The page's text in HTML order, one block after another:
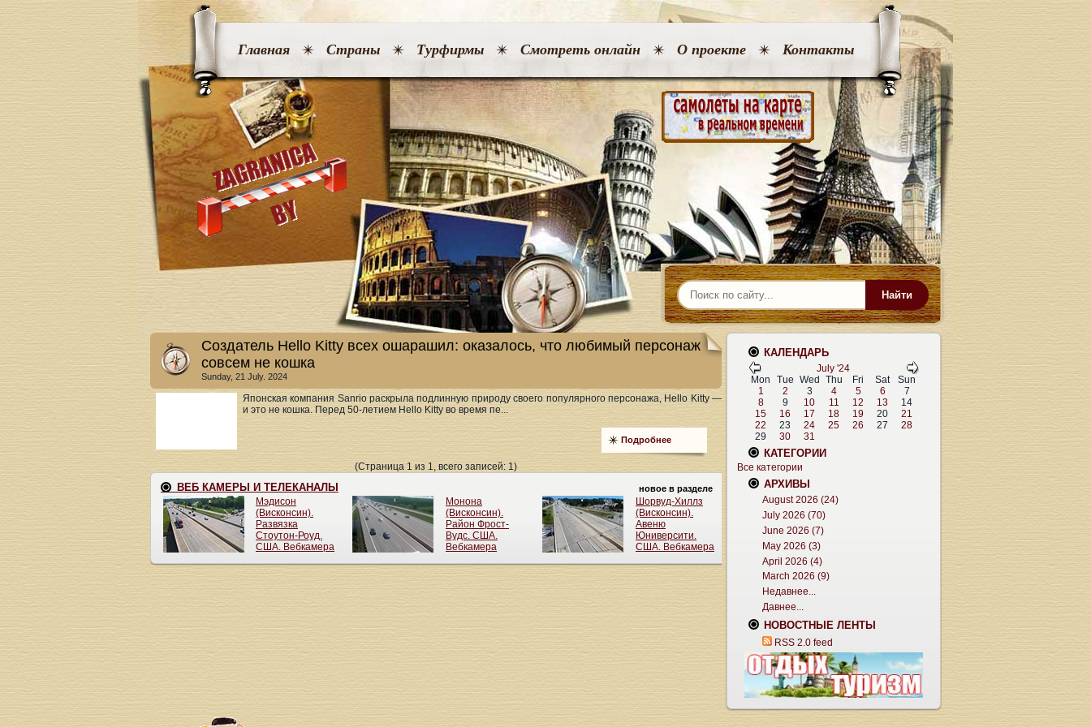
Главная Страны Турфирмы Смотреть онлайн О проекте Контакты
Найти
Создатель Hello Kitty всех ошарашил: оказалось, что любимый персонаж
совсем не кошка
Sunday, 21 July. 2024
Японская компания Sanrio раскрыла подлинную природу своего популярного персонажа, Hello Kitty —
и это не кошка. Перед 50-летием Hello Kitty во время пе...
Подробнее
(Страница 1 из 1, всего записей: 1)
КАЛЕНДАРЬ
July '24
Mon
Tue Wed Thu Fri Sat
Sun
1
2 3 4 5 6
7
8
9 10 11 12 13
14
15
16 17 18 19 20
21
22
23 24 25 26 27
28
29
30 31
КАТЕГОРИИ
Все категории
АРХИВЫ
August 2026 (24)
July 2026 (70)
June 2026 (7)
May 2026 (3)
April 2026 (4)
March 2026 (9)
Недавнее...
Давнее...
НОВОСТНЫЕ ЛЕНТЫ
RSS 2.0 feed